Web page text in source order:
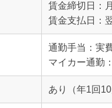
賃金締切日：
賃金支払日：
通勤手当：実
マイカー通勤
あり（年1回10